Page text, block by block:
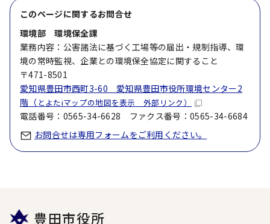
このページに関するお問合せ
環境部 環境保全課
業務内容：公害諸法に基づく工場等の届出・規制指導、環
境の常時監視、企業との環境保全協定に関すること
〒471-8501
愛知県豊田市西町3-60 愛知県豊田市役所環境センター2
階（ とよたiマップの地図を表示 外部リンク）
電話番号：0565-34-6628 ファクス番号：0565-34-6684
お問合せは専用フォームをご利用ください。
豊田市役所